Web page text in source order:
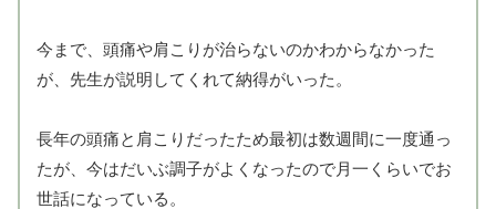
今まで、頭痛や肩こりが治らないのかわからなかった
が、先生が説明してくれて納得がいった。
長年の頭痛と肩こりだったため最初は数週間に一度通っ
たが、今はだいぶ調子がよくなったので月一くらいでお
世話になっている。